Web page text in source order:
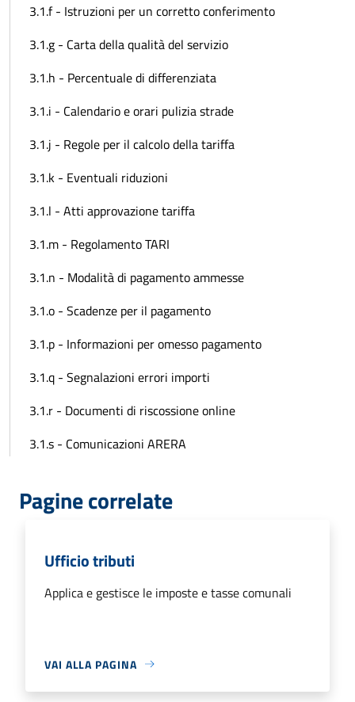
3.1.f - Istruzioni per un corretto conferimento
3.1.g - Carta della qualità del servizio
3.1.h - Percentuale di differenziata
3.1.i - Calendario e orari pulizia strade
3.1.j - Regole per il calcolo della tariffa
3.1.k - Eventuali riduzioni
3.1.l - Atti approvazione tariffa
3.1.m - Regolamento TARI
3.1.n - Modalità di pagamento ammesse
3.1.o - Scadenze per il pagamento
3.1.p - Informazioni per omesso pagamento
3.1.q - Segnalazioni errori importi
3.1.r - Documenti di riscossione online
3.1.s - Comunicazioni ARERA
Pagine correlate
Ufficio tributi
Applica e gestisce le imposte e tasse comunali
VAI ALLA PAGINA